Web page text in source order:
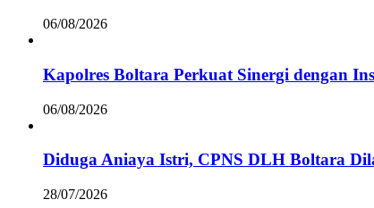
06/08/2026
Kapolres Boltara Perkuat Sinergi dengan
06/08/2026
Diduga Aniaya Istri, CPNS DLH Boltara
28/07/2026